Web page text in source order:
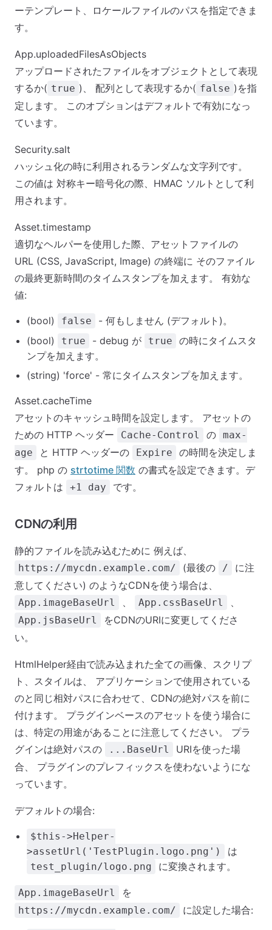
ーテンプレート、ロケールファイルのパスを指定できま
す。
App.uploadedFilesAsObjects
アップロードされたファイルをオブジェクトとして表現
するか( true )、 配列として表現するか( false )を指
定します。 このオプションはデフォルトで有効になっ
ています。
Security.salt
ハッシュ化の時に利用されるランダムな文字列です。
この値は 対称キー暗号化の際、HMAC ソルトとして利
用されます。
Asset.timestamp
適切なヘルパーを使用した際、アセットファイルの
URL (CSS, JavaScript, Image) の終端に そのファイル
の最終更新時間のタイムスタンプを加えます。 有効な
値:
(bool) false
- 何もしません (デフォルト)。
(bool)
true - debug が true
の時にタイムスタ
ンプを加えます。
(string) 'force' - 常にタイムスタンプを加えます。
Asset.cacheTime
アセットのキャッシュ時間を設定します。 アセットの
ための HTTP ヘッダー
Cache-Control の max-
age
と HTTP ヘッダーの Expire
の時間を決定しま
す。 php の strtotime 関数 の書式を設定できます。デ
フォルトは
+1 day です。
CDNの利用
静的ファイルを読み込むために 例えば、
https://mycdn.example.com/ (最後の /
に注
意してください) のようなCDNを使う場合は、
App.imageBaseUrl 、 App.cssBaseUrl 、
App.jsBaseUrl
をCDNのURIに変更してくださ
い。
HtmlHelper経由で読み込まれた全ての画像、スクリプ
ト、スタイルは、 アプリケーションで使用されている
のと同じ相対パスに合わせて、CDNの絶対パスを前に
付けます。 プラグインベースのアセットを使う場合に
は、特定の用途があることに注意してください。 プラ
グインは絶対パスの
...BaseUrl
URIを使った場
合、 プラグインのプレフィックスを使わないようにな
っています。
デフォルトの場合:
$this->Helper-
>assetUrl('TestPlugin.logo.png')
は
test_plugin/logo.png に変換されます。
App.imageBaseUrl を
https://mycdn.example.com/ に設定した場合: